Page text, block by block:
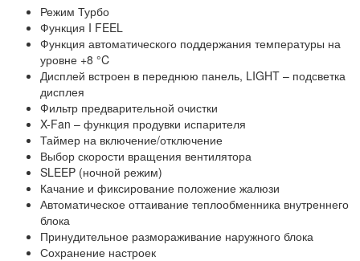
Режим Турбо
Функция I FEEL
Функция автоматического поддержания температуры на
уровне +8 °C
Дисплей встроен в переднюю панель, LIGHT – подсветка
дисплея
Фильтр предварительной очистки
X-Fan – функция продувки испарителя
Таймер на включение/отключение
Выбор скорости вращения вентилятора
SLEEP (ночной режим)
Качание и фиксирование положение жалюзи
Автоматическое оттаивание теплообменника внутреннего
блока
Принудительное размораживание наружного блока
Сохранение настроек